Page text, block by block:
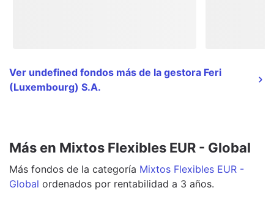
Ver undefined fondos más de la gestora Feri
(Luxembourg) S.A.
Más en Mixtos Flexibles EUR - Global
Más fondos de la categoría Mixtos Flexibles EUR -
Global ordenados por rentabilidad a 3 años.